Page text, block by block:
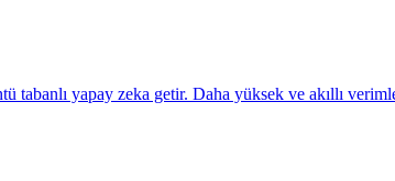
tabanlı yapay zeka getir. Daha yüksek ve akıllı